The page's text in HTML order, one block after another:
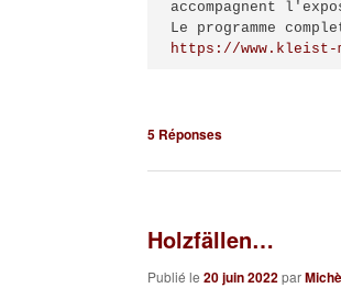
https://www.kleist-
5 Réponses
Holzfällen…
Publié le 20 juin 2022par